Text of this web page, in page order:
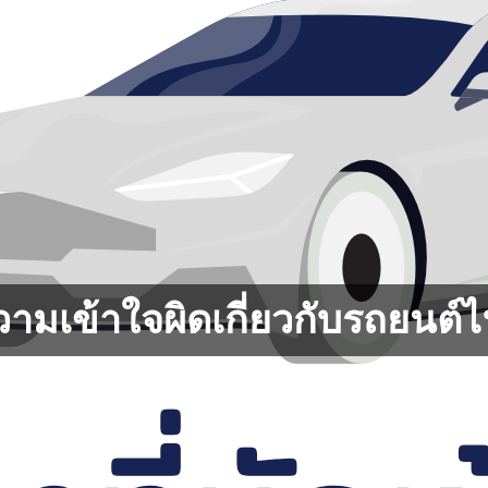
ามเข้าใจผิดเกี่ยวกับรถยนต์